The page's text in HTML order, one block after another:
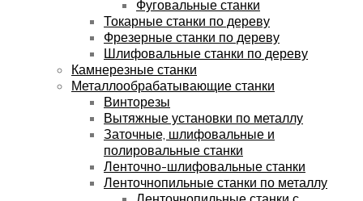
Фуговальные станки
Токарные станки по дереву
Фрезерные станки по дереву
Шлифовальные станки по дереву
Камнерезные станки
Металлообрабатывающие станки
Винторезы
Вытяжные установки по металлу
Заточные, шлифовальные и
полировальные станки
Ленточно-шлифовальные станки
Ленточнопильные станки по металлу